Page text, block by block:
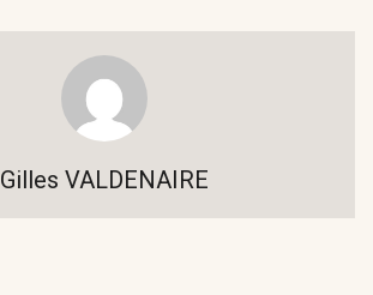
Gilles VALDENAIRE